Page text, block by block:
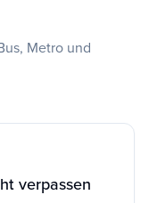
Metro und
verpassen